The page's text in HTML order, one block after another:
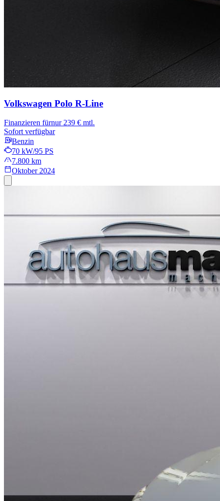
Volkswagen Polo R-Line
Finanzieren fürnur 239 € mtl.
Sofort verfügbar
Benzin
70 kW/95 PS
7.800 km
Oktober 2024